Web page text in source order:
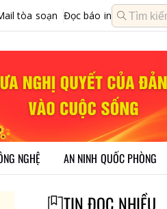
tòa soạn Đọc báo in
NGHỆ AN NINH QUỐC PHÒNG
TIN ĐỌC NHIỀU